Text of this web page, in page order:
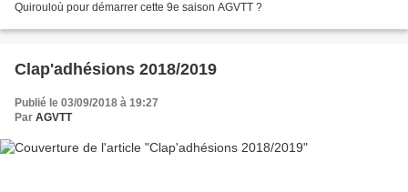
Quirouloù pour démarrer cette 9e saison AGVTT ?
Clap'adhésions 2018/2019
Publié le 03/09/2018 à 19:27
Par AGVTT